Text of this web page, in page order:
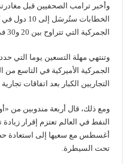
وأخبر ترامب الصحفيين قبل
الخطابات
الجمركية التي تتراوح بين 20 و30 في المئة.
وتنتهي مهلة التسعين يوما التي
الجمركية الأميركية في التاسع
التجاريين الكبار بعد اتفاقات تجارية
ومع ذلك، قال أربعة مندوبين من
أغسطس مع سعيها إلى استعادة
تحت السيطرة.